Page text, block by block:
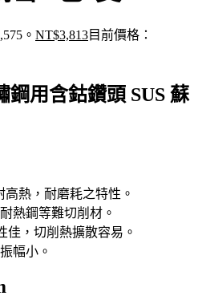
。 NT$3,813目前價格：
鋼用含鈷鑽頭 SUS 蘇
高熱，耐磨耗之特性。
熱鋼等難切削材。
佳，切削熱擴散容易。
幅小。